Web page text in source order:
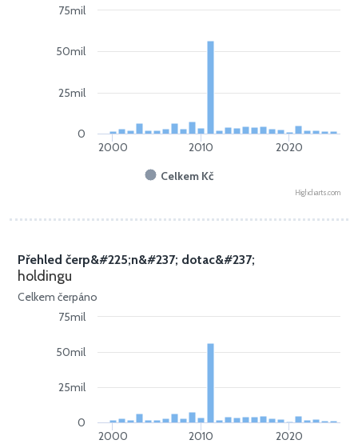
Celkem Kč
2000 2010 2020
0
25mil
50mil
75mil
Highcharts.com
Celkem čerpáno
Přehled čerp&#225;n&#237; dotac&#237;
holdingu
2000 2010 2020
0
25mil
50mil
75mil